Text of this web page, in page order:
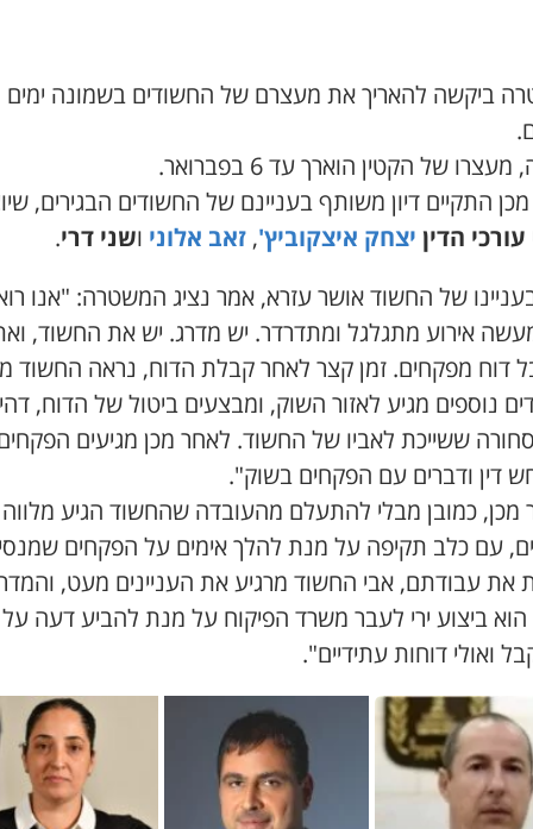
ביקשה להאריך את מעצרם של החשודים בשמונה ימים
של הקטין הוארך עד 6 בפברואר.
התקיים דיון משותף בעניינם של החשודים הבגירים,
עורכי הדין יצחק איצקוביץ',זאב אלוני ושני דרי.
בעניינו של החשוד אושר עזרא, אמר נציג המשטרה: "אנו
אירוע מתגלגל ומתדרדר. יש מדרג. יש את החשוד,
דוח מפקחים. זמן קצר לאחר קבלת הדוח, נראה החשוד
נוספים מגיע לאזור השוק, ומבצעים ביטול של הדוח,
ששייכת לאביו של החשוד. לאחר מכן מגיעים
דין ודברים עם הפקחים בשוק".
מכן, כמובן מבלי להתעלם מהעובדה שהחשוד הגיע מלווה
עם כלב תקיפה על מנת להלך אימים על הפקחים
את עבודתם, אבי החשוד מרגיע את העניינים מעט,
הוא ביצוע ירי לעבר משרד הפיקוח על מנת להביע דעה
ואולי דוחות עתידיים".